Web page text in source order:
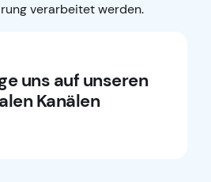
verarbeitet werden.
uns auf unseren
Kanälen